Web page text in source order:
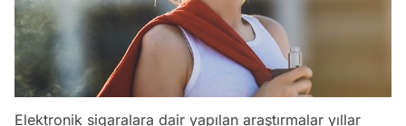
Elektronik sigaralara dair yapılan araştırmalar yıllar